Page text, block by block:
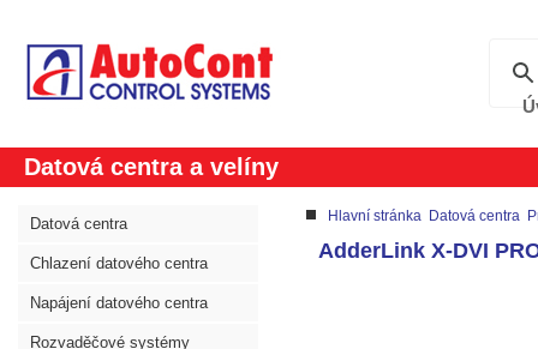
Datová centra a velíny
Datová centra
Chlazení datového centra
Napájení datového centra
Rozvaděčové systémy
Hlavní stránka Datová centra
AdderLink X-DVI